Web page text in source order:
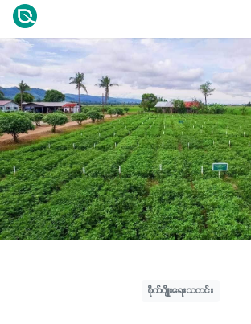
စိုက်ပျိုးရေးသတင်း